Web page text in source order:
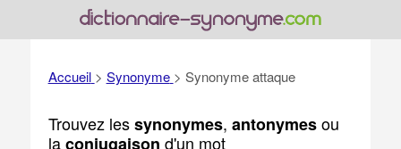
Accueil > Synonyme > Synonyme attaque
Trouvez lessynonymes, antonymesou
laconjugaison d'un mot